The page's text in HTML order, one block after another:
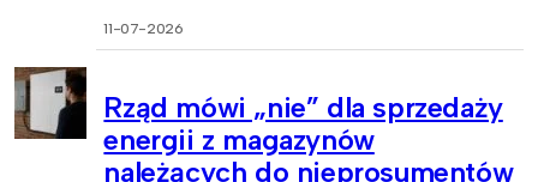
11-07-2026
Rząd mówi „nie” dla sprzedaży
energii z magazynów
należących do nieprosumentów